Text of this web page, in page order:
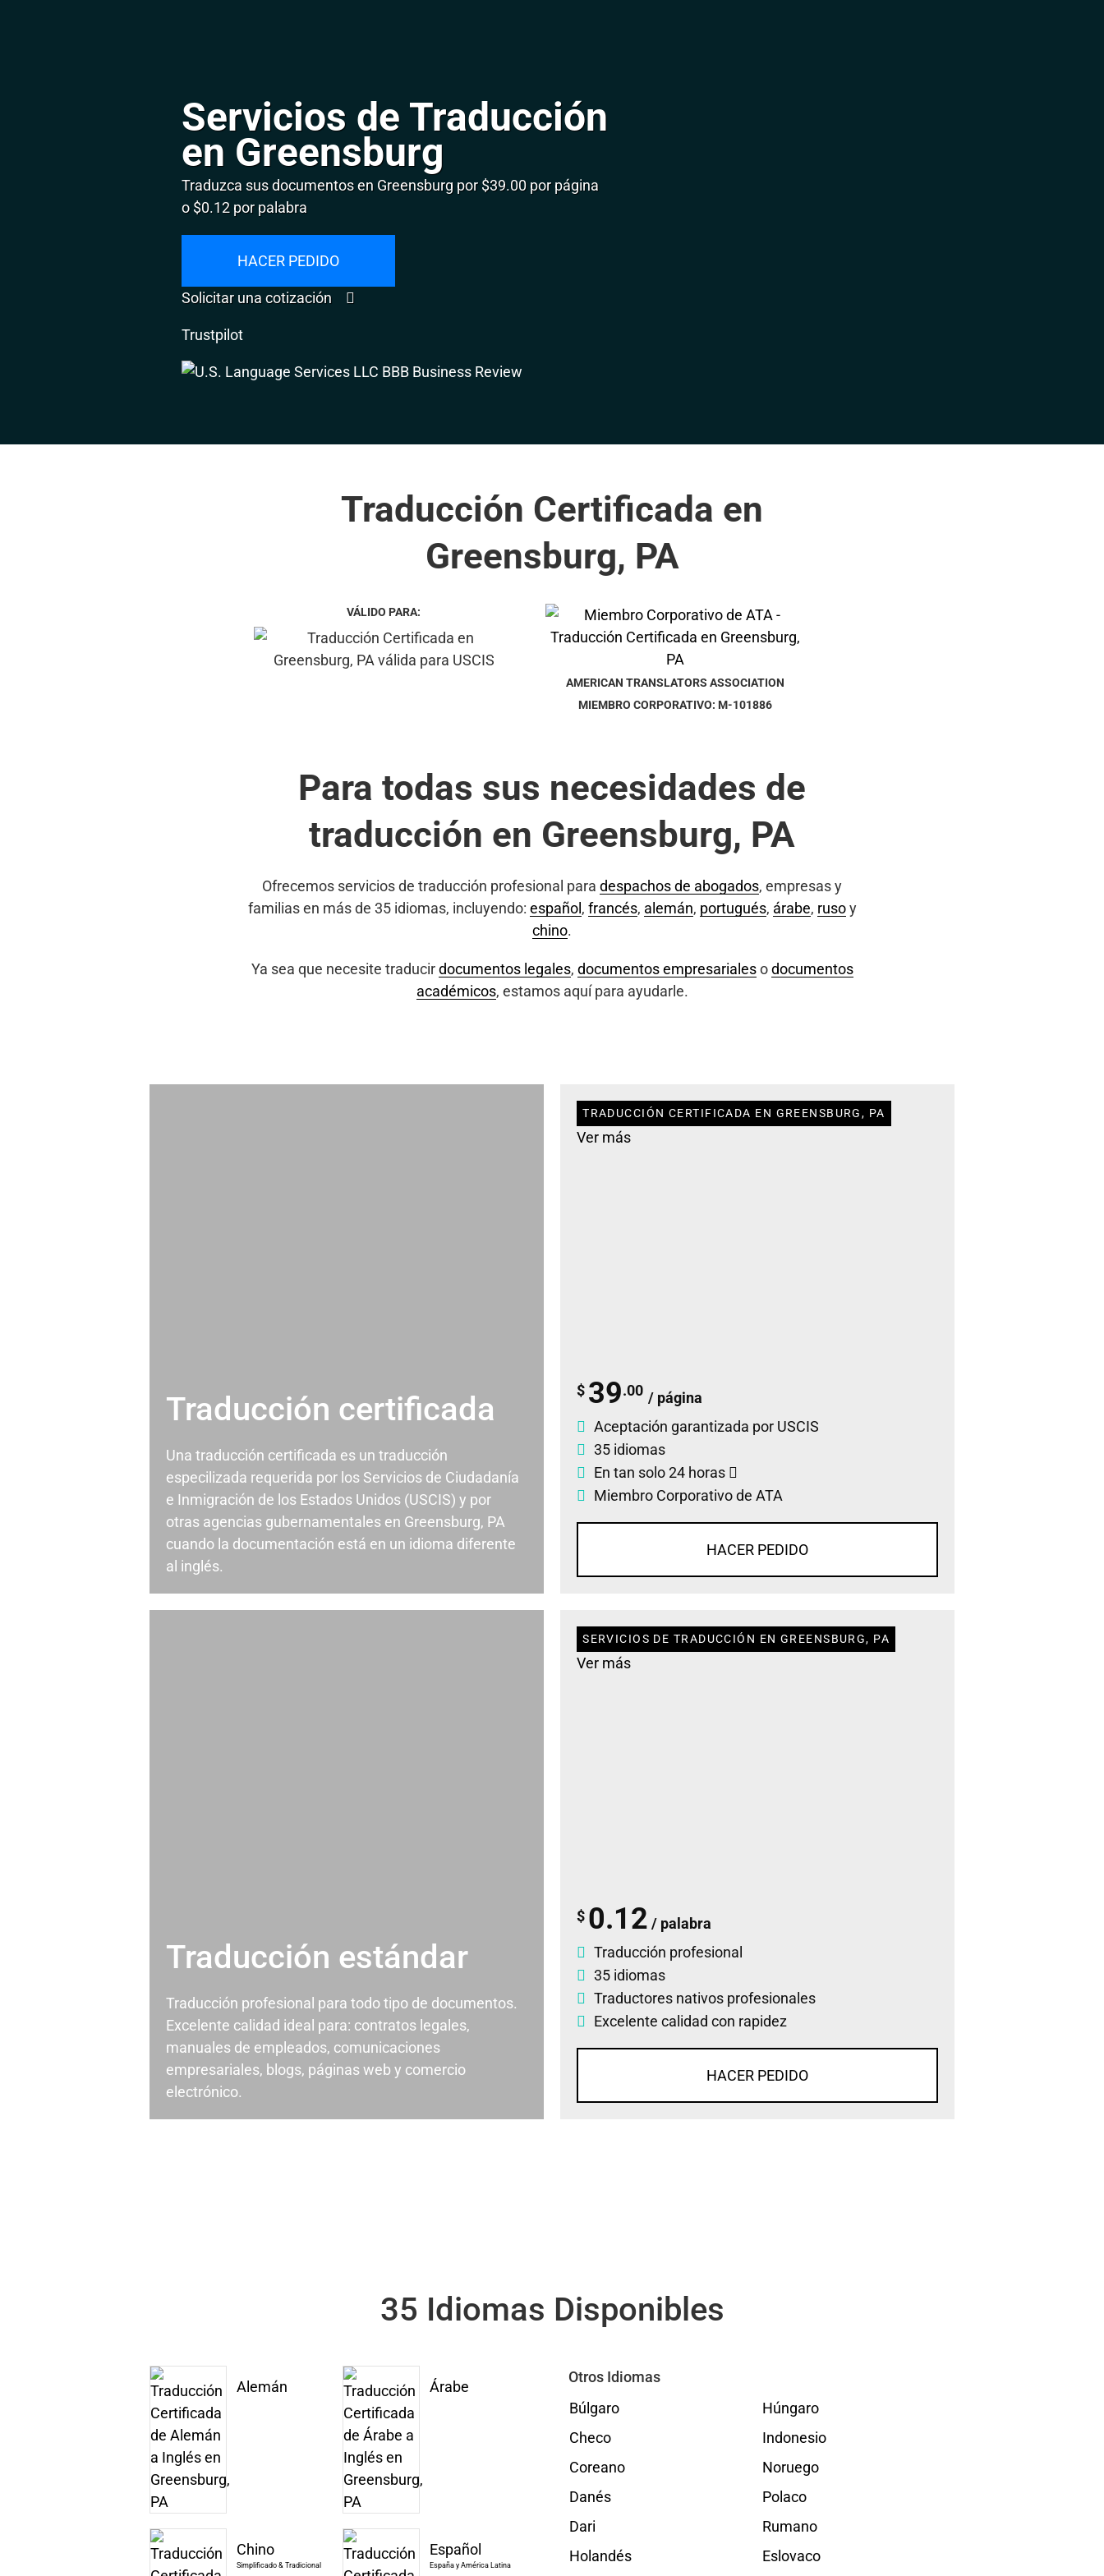
Servicios de Traducción
en Greensburg
Traduzca sus documentos en Greensburg por $39.00 por página
o $0.12 por palabra
HACER PEDIDO
Solicitar una cotización
Trustpilot
Traducción Certificada en
Greensburg, PA
VÁLIDO PARA:
AMERICAN TRANSLATORS ASSOCIATION
MIEMBRO CORPORATIVO: M-101886
Para todas sus necesidades de
traducción en Greensburg, PA
Ofrecemos servicios de traducción profesional para despachos de abogados, empresas y
familias en más de 35 idiomas, incluyendo: español , francés, alemán, portugués, árabe, rusoy
chino.
Ya sea que necesite traducirdocumentos legales, documentos empresarialesodocumentos
académicos, estamos aquí para ayudarle.
Traducción certificada
Una traducción certificada es un traducción
especilizada requerida por los Servicios de Ciudadanía
e Inmigración de los Estados Unidos (USCIS) y por
otras agencias gubernamentales en Greensburg, PA
cuando la documentación está en un idioma diferente
al inglés.
TRADUCCIÓN CERTIFICADA EN GREENSBURG, PA
Ver más
$ 39.00 / página
Aceptación garantizada por USCIS
35 idiomas
En tan solo 24 horas
Miembro Corporativo de ATA
HACER PEDIDO
Traducción estándar
Traducción profesional para todo tipo de documentos.
Excelente calidad ideal para: contratos legales,
manuales de empleados, comunicaciones
empresariales, blogs, páginas web y comercio
electrónico.
SERVICIOS DE TRADUCCIÓN EN GREENSBURG, PA
Ver más
$ 0.12 / palabra
Traducción profesional
35 idiomas
Traductores nativos profesionales
Excelente calidad con rapidez
HACER PEDIDO
35 Idiomas Disponibles
Alemán Árabe
Chino
Simplificado & Tradicional
Español
España y América Latina
Otros Idiomas
Búlgaro
Checo
Coreano
Danés
Dari
Holandés
Húngaro
Indonesio
Noruego
Polaco
Rumano
Eslovaco